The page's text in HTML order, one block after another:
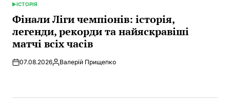
POSTED
IN
ІСТОРІЯ
Фінали Ліги чемпіонів: історія,
легенди, рекорди та найяскравіші
матчі всіх часів
07.08.2026Posted
Валерій Прищепко